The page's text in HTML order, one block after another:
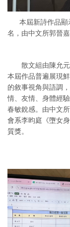
本屆新詩作品顯
名，由中文所郭晉
散文組由陳允元
本屆作品普遍展現
的敘事視角與語調
情、友情、身體經
春敏銳感。由中文
會系李昀庭《墮女
質獎。